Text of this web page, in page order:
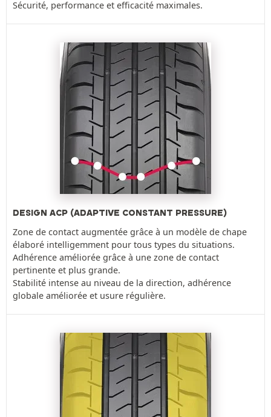
Sécurité, performance et efficacité maximales.
DESIGN ACP (ADAPTIVE CONSTANT PRESSURE)
Zone de contact augmentée grâce à un modèle de chape
élaboré intelligemment pour tous types du situations.
Adhérence améliorée grâce à une zone de contact
pertinente et plus grande.
Stabilité intense au niveau de la direction, adhérence
globale améliorée et usure régulière.